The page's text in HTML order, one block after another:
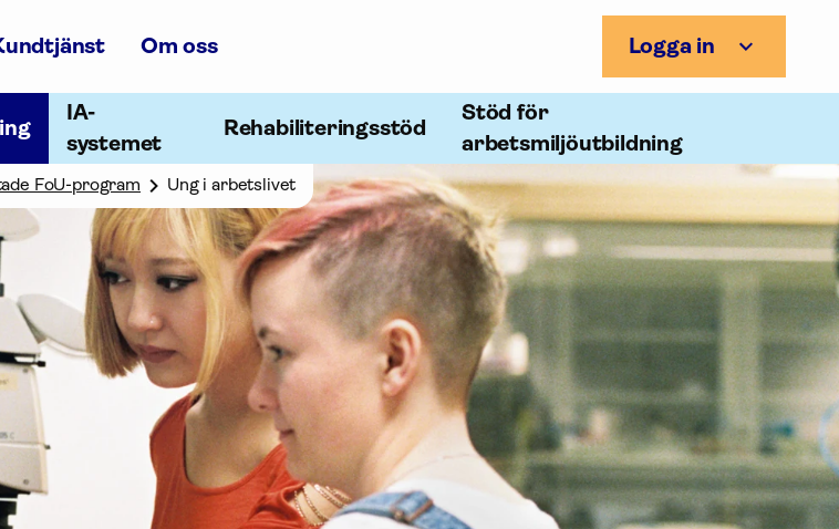
Om oss Logga in
IA-
systemet
Rehabiliteringsstöd
Stöd för
arbetsmiljöutbildning
FoU-program Ung i arbetslivet